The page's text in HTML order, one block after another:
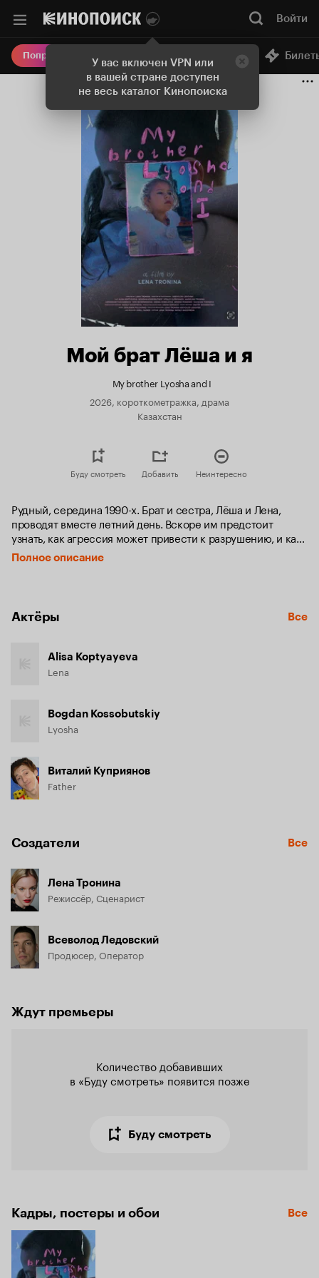
У вас включен VPN или
в вашей стране доступен
не весь каталог Кинопоиска
Войти
Попробовать Плюс Онлайн-кинотеатр
Мой брат Лёша и я
My brother Lyosha and I
2026, короткометражка, драма
Казахстан
Буду смотреть Добавить Неинтересно
Рудный, середина 1990-х. Брат и сестра, Лёша и Лена,
проводят вместе летний день. Вскоре им предстоит
узнать, как агрессия может привести к разрушению, и как
часто люди не берегут тех, кто находится рядом с ними.
Полное описание
Актёры Все
Alisa Koptyayeva
Lena
Bogdan Kossobutskiy
Lyosha
Виталий Куприянов
Father
Создатели Все
Лена Тронина
Режиссёр, Сценарист
Всеволод Ледовский
Продюсер, Оператор
Ждут премьеры
Количество добавивших
в «Буду смотреть» появится позже
Буду смотреть
Кадры, постеры и обои Все